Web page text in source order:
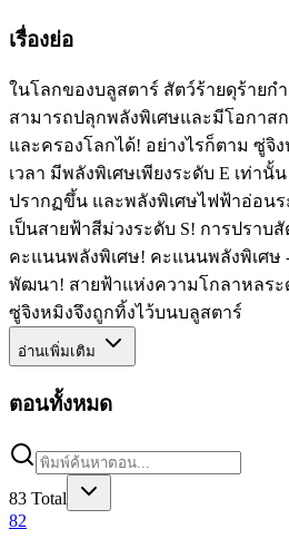
เรื่องย่อ
ในโลกของบลูสตาร์ สัตว์ร้ายดุร้ายก
สามารถปลุกพลังพิเศษและมีโอกาส
และครองโลกได้! อย่างไรก็ตาม ซู่จิ
เวลา มีพลังพิเศษเพียงระดับ E เท่า
ปรากฏขึ้น และพลังพิเศษไฟฟ้าอ่อนร
เป็นสายฟ้าสีม่วงระดับ S! การปราบ
คะแนนพลังพิเศษ! คะแนนพลังพิเศษ -
พัฒนา! สายฟ้าแห่งความโกลาหลระ
ซู่จิงหมิงจึงถูกทิ้งไว้บนบลูสตาร์
อ่านเพิ่มเติม
ตอนทั้งหมด
83 Total
82